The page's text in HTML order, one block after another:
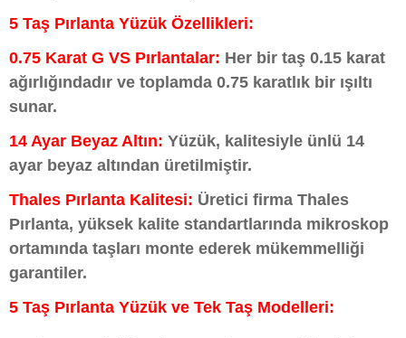
5 Taş Pırlanta Yüzük Özellikleri:
0.75 Karat G VS Pırlantalar: Her bir taş 0.15 karat
ağırlığındadır ve toplamda 0.75 karatlık bir ışıltı
sunar.
14 Ayar Beyaz Altın: Yüzük, kalitesiyle ünlü 14
ayar beyaz altından üretilmiştir.
Thales Pırlanta Kalitesi: Üretici firma Thales
Pırlanta, yüksek kalite standartlarında mikroskop
ortamında taşları monte ederek mükemmelliği
garantiler.
5 Taş Pırlanta Yüzük ve Tek Taş Modelleri: